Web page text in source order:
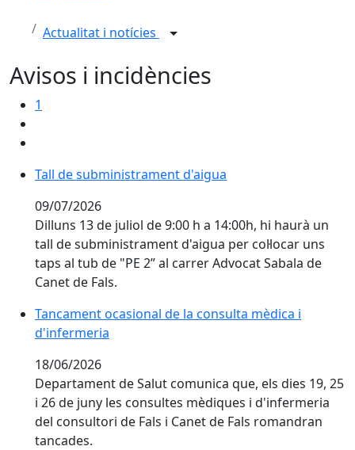
Actualitat i notícies
Avisos i incidències
1
Tall de subministrament d'aigua
09/07/2026
Dilluns 13 de juliol de 9:00 h a 14:00h, hi haurà un
tall de subministrament d'aigua per col·locar uns
taps al tub de "PE 2” al carrer Advocat Sabala de
Canet de Fals.
Tancament ocasional de la consulta mèdica i
d'infermeria
18/06/2026
Departament de Salut comunica que, els dies 19, 25
i 26 de juny les consultes mèdiques i d'infermeria
del consultori de Fals i Canet de Fals romandran
tancades.